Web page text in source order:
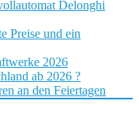
Delonghi
Preise und ein
2026
ab 2026 ?
an den Feiertagen